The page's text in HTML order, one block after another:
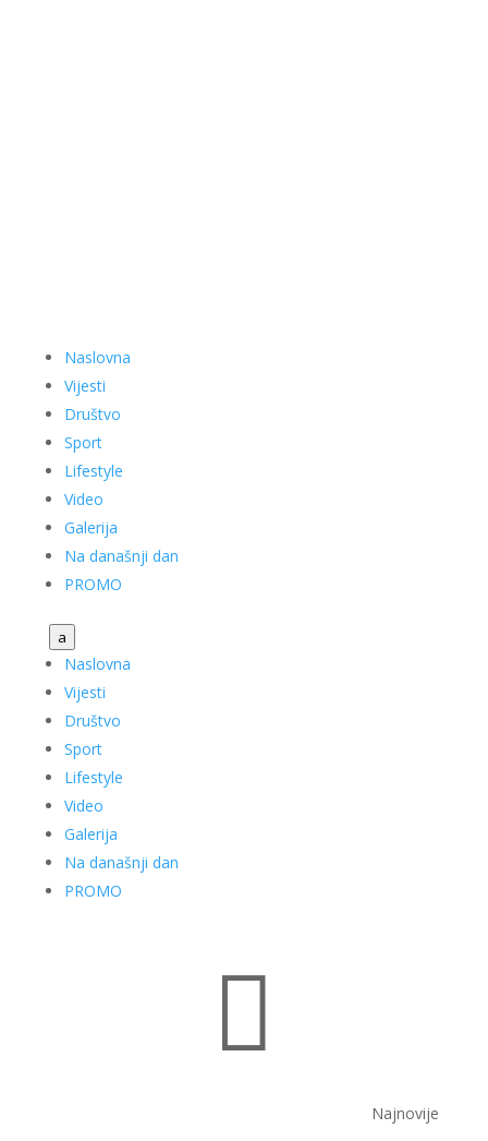
Naslovna
Vijesti
Društvo
Sport
Lifestyle
Video
Galerija
Na današnji dan
PROMO
a
Naslovna
Vijesti
Društvo
Sport
Lifestyle
Video
Galerija
Na današnji dan
PROMO

Najnovije